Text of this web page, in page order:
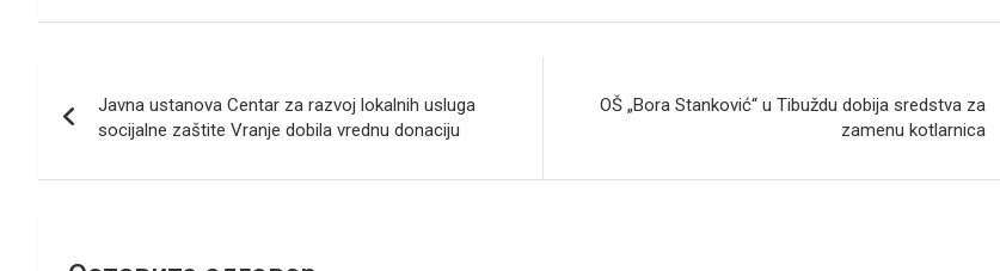
ce
o
o
k
tt ail er ke
n
at
A
p
p
e
a
m
ar
чланка
Javna ustanova Centar za razvoj lokalnih usluga
socijalne zaštite Vranje dobila vrednu donaciju
OŠ „Bora Stanković“ u Tibuždu dobija sredstva za
zamenu kotlarnica